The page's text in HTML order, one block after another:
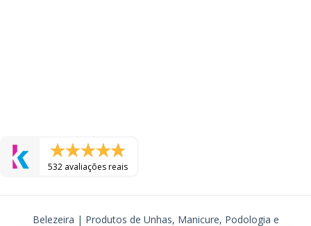
532 avaliações reais
Belezeira | Produtos de Unhas, Manicure, Podologia e